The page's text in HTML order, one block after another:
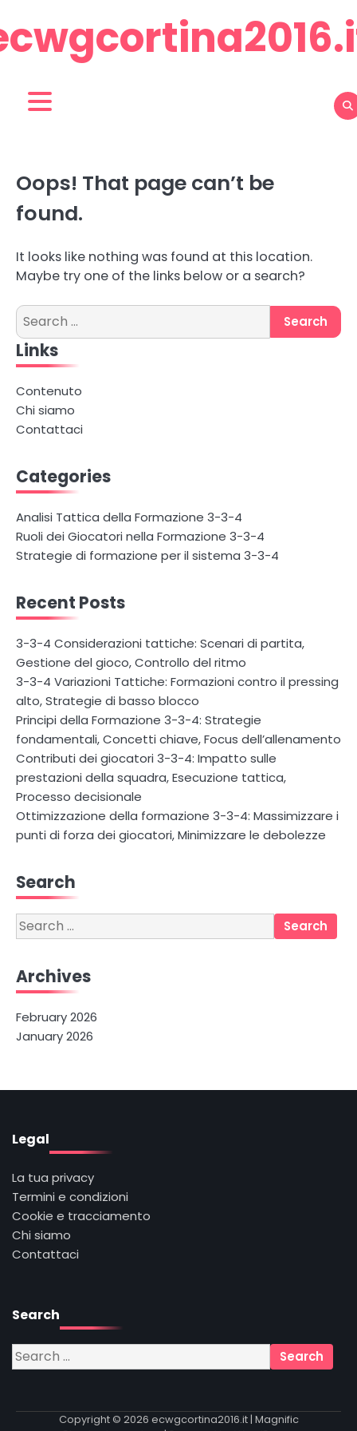
to
content
Oops! That page can’t be
found.
It looks like nothing was found at this location.
Maybe try one of the links below or a search?
Search
for:
Links
Contenuto
Chi siamo
Contattaci
Categories
Analisi Tattica della Formazione 3-3-4
Ruoli dei Giocatori nella Formazione 3-3-4
Strategie di formazione per il sistema 3-3-4
Recent Posts
3-3-4 Considerazioni tattiche: Scenari di partita,
Gestione del gioco, Controllo del ritmo
3-3-4 Variazioni Tattiche: Formazioni contro il pressing
alto, Strategie di basso blocco
Principi della Formazione 3-3-4: Strategie
fondamentali, Concetti chiave, Focus dell’allenamento
Contributi dei giocatori 3-3-4: Impatto sulle
prestazioni della squadra, Esecuzione tattica,
Processo decisionale
Ottimizzazione della formazione 3-3-4: Massimizzare i
punti di forza dei giocatori, Minimizzare le debolezze
Search
Search
for:
Archives
February 2026
January 2026
Legal
La tua privacy
Termini e condizioni
Cookie e tracciamento
Chi siamo
Contattaci
Search
Search
for:
Copyright © 2026 ecwgcortina2016.it| Magnific